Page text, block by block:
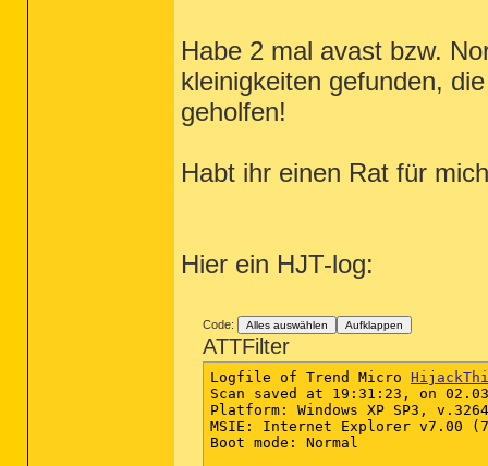
Habe 2 mal avast bzw.
kleinigkeiten gefunden,
geholfen!
Habt ihr einen Rat für
Hier ein HJT-log:
Code: Alles auswählen Aufklappen
ATTFilter
Logfile of Trend Micro
Scan saved at 19:31:23, on
Platform: Windows XP SP3,
MSIE: Internet Explorer v7.00
Boot mode: Normal